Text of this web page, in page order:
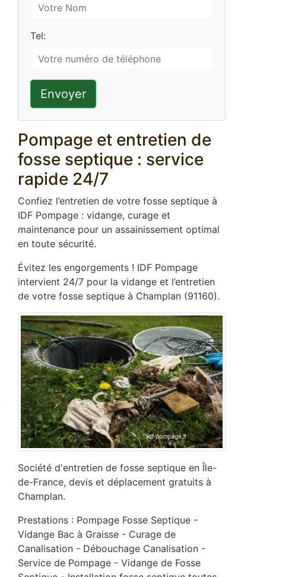
Tel:
Envoyer
Pompage et entretien de
fosse septique : service
rapide 24/7
Confiez l’entretien de votre fosse septique à
IDF Pompage : vidange, curage et
maintenance pour un assainissement optimal
en toute sécurité.
Évitez les engorgements ! IDF Pompage
intervient 24/7 pour la vidange et l’entretien
de votre fosse septique à Champlan (91160).
Société d'entretien de fosse septique en Île-
de-France, devis et déplacement gratuits à
Champlan.
Prestations : Pompage Fosse Septique -
Vidange Bac à Graisse - Curage de
Canalisation - ‎Débouchage Canalisation -
‎Service de Pompage - ‎Vidange de Fosse